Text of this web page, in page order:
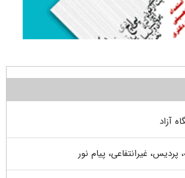
آزاد
غیرانتفاعی، پیام نور